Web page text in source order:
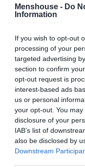
Menshouse - Do
Information
If you wish to opt-out
processing of your
targeted advertising
section to confirm
opt-out request is
interest-based ads
us or personal
your opt-out. You
disclosure of your
IAB’s list of
also be disclosed by
Downstream
Εκτέλεση
Κόβουμε και
του σκόρδου.
αλουμινόχαρτο και
βαθμούς για μία
γεμίσει με «κρέμα».